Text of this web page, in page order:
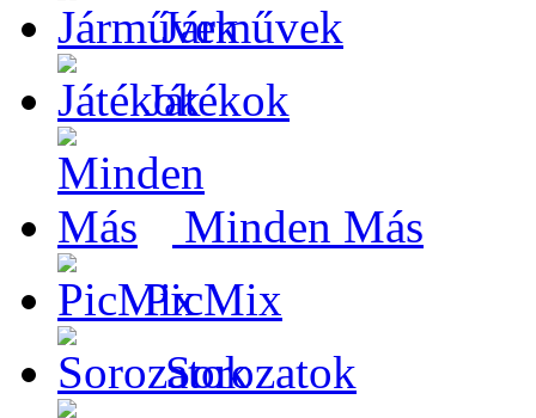
Járművek
Játékok
Minden Más
PicMix
Sorozatok